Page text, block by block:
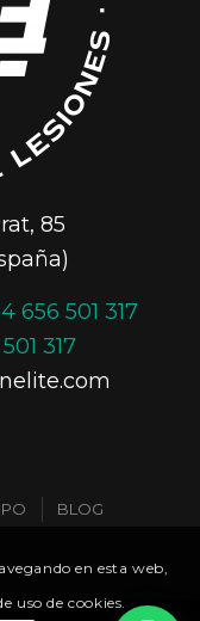
85
656 501 317
317
BLOG
en esta web,
uso de cookies.